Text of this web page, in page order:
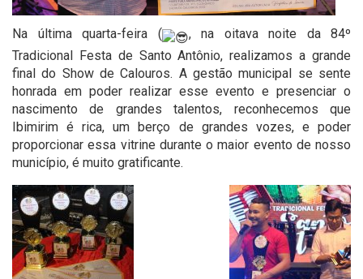
Na última quarta-feira (
, na oitava noite da 84º
Tradicional Festa de Santo Antônio, realizamos a grande
final do Show de Calouros. A gestão municipal se sente
honrada em poder realizar esse evento e presenciar o
nascimento de grandes talentos, reconhecemos que
Ibimirim é rica, um berço de grandes vozes, e poder
proporcionar essa vitrine durante o maior evento de nosso
município, é muito gratificante.